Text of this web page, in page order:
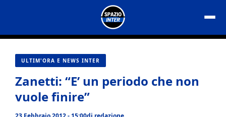
contenuto
ULTIM'ORA E NEWS INTER
Zanetti: “E’ un periodo che non
vuole finire”